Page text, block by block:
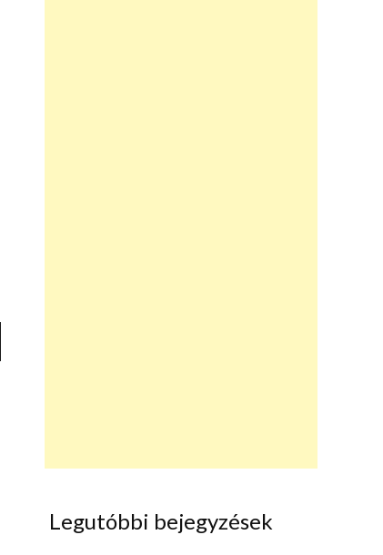
Legutóbbi bejegyzések